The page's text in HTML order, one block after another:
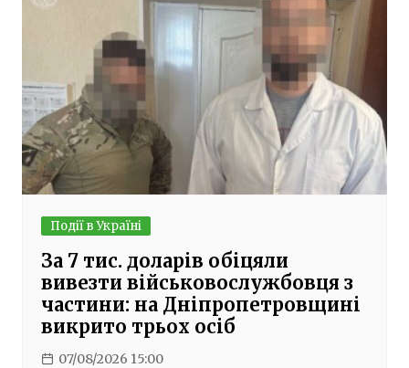
Події в Україні
За 7 тис. доларів обіцяли
вивезти військовослужбовця з
частини: на Дніпропетровщині
викрито трьох осіб
07/08/2026 15:00